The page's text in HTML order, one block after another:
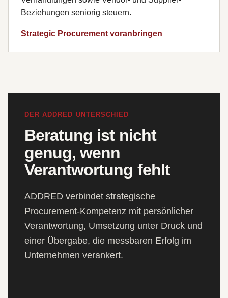
Beziehungen seniorig steuern.
Strategic Procurement voranbringen
DER ADDRED UNTERSCHIED
Beratung ist nicht
genug, wenn
Verantwortung fehlt
ADDRED verbindet strategische
Procurement-Kompetenz mit persönlicher
Verantwortung, Umsetzung unter Druck und
einer Übergabe, die messbaren Erfolg im
Unternehmen verankert.